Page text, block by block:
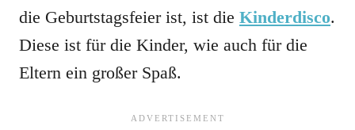
die Geburtstagsfeier ist, ist die Kinderdisco.
Diese ist für die Kinder, wie auch für die
Eltern ein großer Spaß.